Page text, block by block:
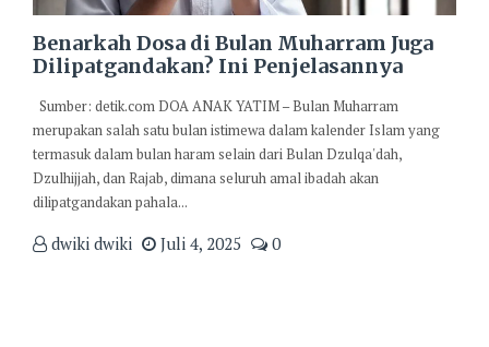
Benarkah Dosa di Bulan Muharram Juga
Dilipatgandakan? Ini Penjelasannya
Sumber: detik.com DOA ANAK YATIM – Bulan Muharram
merupakan salah satu bulan istimewa dalam kalender Islam yang
termasuk dalam bulan haram selain dari Bulan Dzulqa'dah,
Dzulhijjah, dan Rajab, dimana seluruh amal ibadah akan
dilipatgandakan pahala...
dwiki dwiki Juli 4, 2025 0